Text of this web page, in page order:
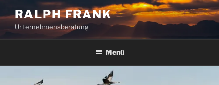
Inhalt
springen
RALPH FRANK
Unternehmensberatung
Menü